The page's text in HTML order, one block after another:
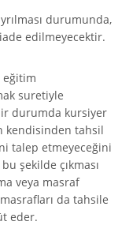
durumunda,
iade edilmeyecektir.
eğitim
suretiyle
durumda kursiyer
kendisinden tahsil
talep etmeyeceğini
şekilde çıkması
veya masraf
da tahsile
eder.